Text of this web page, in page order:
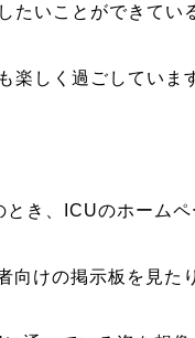
たいことができてい
楽しく過ごしていま
とき、ICUのホームペ
向けの掲示板を見た